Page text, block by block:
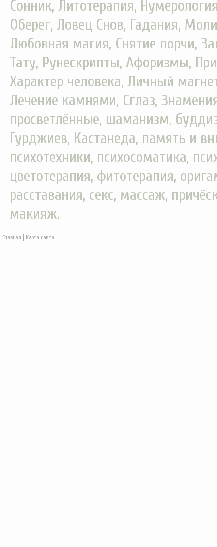
Сонник, Литотерапия,
Оберег, Ловец Снов, Гадания,
Любовная магия, Снятие порчи,
Тату, Рунескрипты, Афоризмы,
Характер человека, Личный
Лечение камнями, Сглаз,
просветлённые, шаманизм,
Гурджиев, Кастанеда, память и
психотехники, психосоматика,
цветотерапия, фитотерапия,
расставания, секс, массаж,
макияж.
Главная Карта сайта